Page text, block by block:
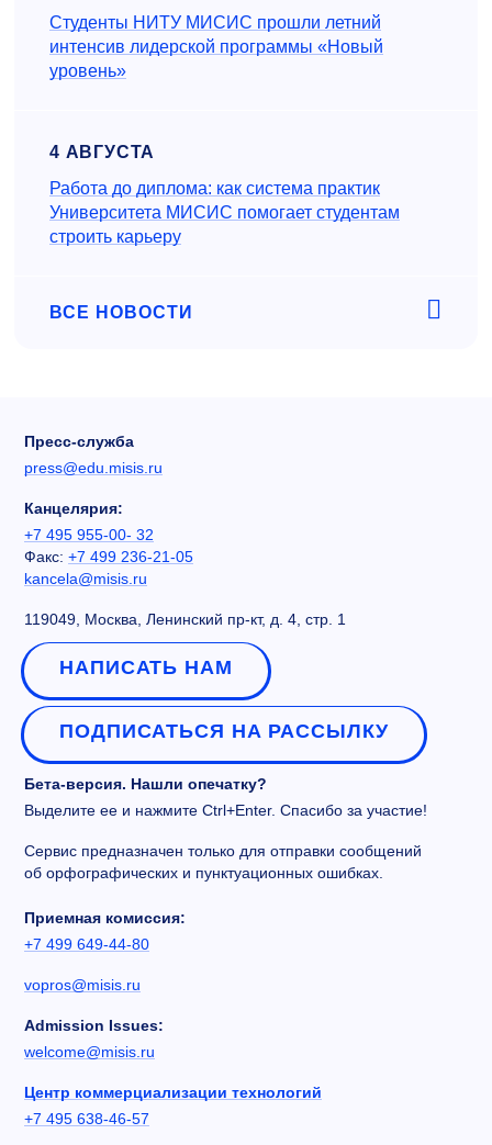
Студенты НИТУ МИСИС прошли летний
интенсив лидерской программы «Новый
уровень»
4 АВГУСТА
Работа до диплома: как система практик
Университета МИСИС помогает студентам
строить карьеру
ВСЕ НОВОСТИ
Пресс-служба
press@edu.misis.ru
Канцелярия:
+7 495 955-00- 32
Факс: +7 499 236-21-05
kancela@misis.ru
119049, Москва, Ленинский пр-кт, д. 4, стр. 1
НАПИСАТЬ НАМ
ПОДПИСАТЬСЯ НА РАССЫЛКУ
Бета-версия. Нашли опечатку?
Выделите ее и нажмите Ctrl+Enter. Спасибо за участие!
Сервис предназначен только для отправки сообщений
об орфографических и пунктуационных ошибках.
Приемная комиссия:
+7 499 649-44-80
vopros@misis.ru
Admission Issues:
welcome@misis.ru
Центр коммерциализации технологий
+7 495 638-46-57